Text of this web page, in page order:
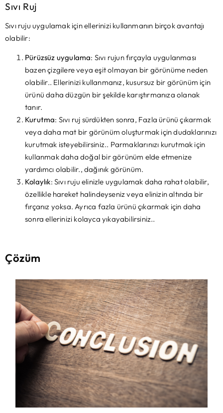
Sıvı Ruj
Sıvı ruju uygulamak için ellerinizi kullanmanın birçok avantajı
olabilir:
Pürüzsüz uygulama: Sıvı rujun fırçayla uygulanması
bazen çizgilere veya eşit olmayan bir görünüme neden
olabilir.. Ellerinizi kullanmanız, kusursuz bir görünüm için
ürünü daha düzgün bir şekilde karıştırmanıza olanak
tanır.
Kurutma: Sıvı ruj sürdükten sonra, Fazla ürünü çıkarmak
veya daha mat bir görünüm oluşturmak için dudaklarınızı
kurutmak isteyebilirsiniz.. Parmaklarınızı kurutmak için
kullanmak daha doğal bir görünüm elde etmenize
yardımcı olabilir., dağınık görünüm.
Kolaylık: Sıvı ruju elinizle uygulamak daha rahat olabilir,
özellikle hareket halindeyseniz veya elinizin altında bir
fırçanız yoksa. Ayrıca fazla ürünü çıkarmak için daha
sonra ellerinizi kolayca yıkayabilirsiniz..
Çözüm